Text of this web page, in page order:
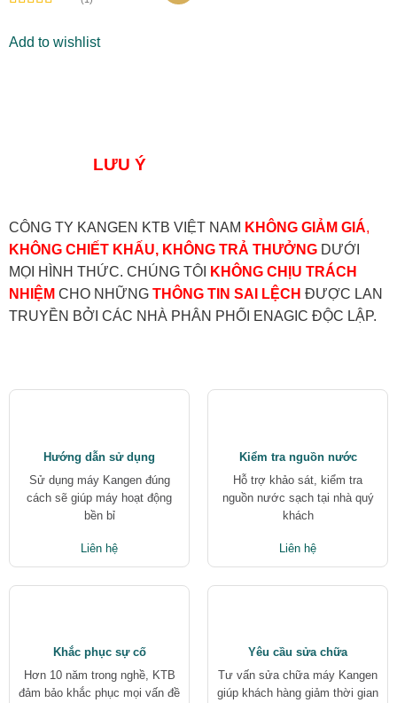
out of 5
Add to wishlist
LƯU Ý
CÔNG TY KANGEN KTB VIỆT NAM KHÔNG GIẢM GIÁ,
KHÔNG CHIẾT KHẤU, KHÔNG TRẢ THƯỞNGDƯỚI
MỌI HÌNH THỨC. CHÚNG TÔI
KHÔNG CHỊU TRÁCH
NHIỆM CHO NHỮNG THÔNG TIN SAI LỆCH ĐƯỢC LAN
TRUYỀN BỞI CÁC NHÀ PHÂN PHỐI ENAGIC ĐỘC LẬP.
Hướng dẫn sử dụng
Sử dụng máy Kangen đúng
cách sẽ giúp máy hoạt động
bền bỉ
Liên hệ
Kiểm tra nguồn nước
Hỗ trợ khảo sát, kiểm tra
nguồn nước sạch tại nhà quý
khách
Liên hệ
Khắc phục sự cố
Hơn 10 năm trong nghề, KTB
đảm bảo khắc phục mọi vấn đề
Yêu cầu sửa chữa
Tư vấn sửa chữa máy Kangen
giúp khách hàng giảm thời gian